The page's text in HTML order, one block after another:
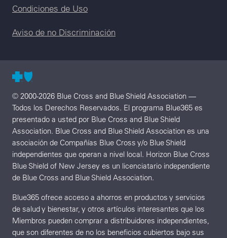
Condiciones de Uso
Aviso de no Discriminación
© 2000-2026 Blue Cross and Blue Shield Association —
Todos los Derechos Reservados. El programa Blue365 es
presentado a usted por Blue Cross and Blue Shield
Association. Blue Cross and Blue Shield Association es una
asociación de Compañías Blue Cross y/o Blue Shield
independientes que operan a nivel local. Horizon Blue Cross
Blue Shield of New Jersey es un licenciatario independiente
de Blue Cross and Blue Shield Association.
Blue365 ofrece acceso a ahorros en productos y servicios
de salud y bienestar, y otros artículos interesantes que los
Miembros pueden comprar a distribuidores independientes,
que son diferentes de no los beneficios cubiertos bajo sus